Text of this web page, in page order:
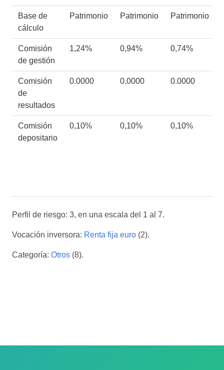
Base de
cálculo
Patrimonio Patrimonio Patrimonio
Comisión
de gestión
1,24% 0,94% 0,74%
Comisión
de
resultados
0.0000 0.0000 0.0000
Comisión
depositario
0,10% 0,10% 0,10%
Perfil de riesgo: 3, en una escala del 1 al 7.
Vocación inversora: Renta fija euro (2).
Categoría: Otros (8).